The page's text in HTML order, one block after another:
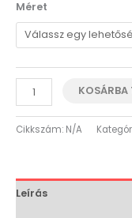
Méret
KOSÁRBA
Cikkszám: N/A
Leírás